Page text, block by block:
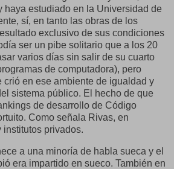
haya estudiado en la Universidad de
sí, en tanto las obras de los
exclusivo de sus condiciones
ser un pibe solitario que a los 20
varios días sin salir de su cuarto
de computadora), pero
crió en ese ambiente de igualdad y
sistema público. El hecho de que
de desarrollo de Código
Como señala Rivas, en
privados.
a una minoría de habla sueca y el
era impartido en sueco. También en